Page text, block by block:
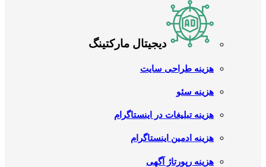
دیجیتال مارکتینگ
هزینه طراحی سایت
هزینه سئو
هزینه تبلیغات در اینستاگرام
هزینه ادمین اینستاگرام
هزینه رپورتاژ آگهی